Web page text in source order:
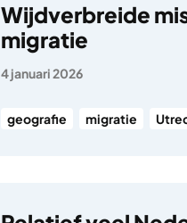
Wijdverbreide
migratie
4 januari 2026
geografie migratie